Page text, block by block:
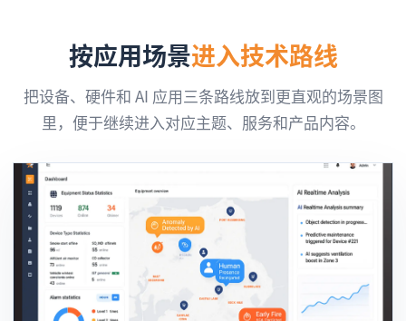
按应用场景进入技术路线
把设备、硬件和 AI 应用三条路线放到更直观的场景图
里，便于继续进入对应主题、服务和产品内容。